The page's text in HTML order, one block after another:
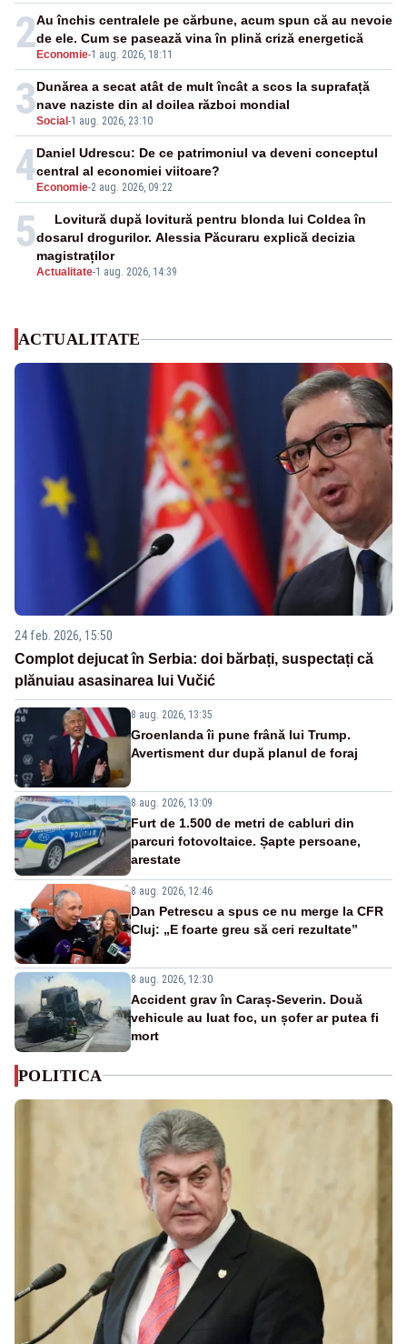
2 Economie-1 aug. 2026, 18:11
Au închis centralele pe cărbune, acum spun că au nevoie
de ele. Cum se pasează vina în plină criză energetică
3Social -1 aug. 2026, 23:10
Dunărea a secat atât de mult încât a scos la suprafață
nave naziste din al doilea război mondial
4 Economie-2 aug. 2026, 09:22
Daniel Udrescu: De ce patrimoniul va deveni conceptul
central al economiei viitoare?
5
Actualitate-1 aug. 2026, 14:39
Lovitură după lovitură pentru blonda lui Coldea în
dosarul drogurilor. Alessia Păcuraru explică decizia
magistraților
ACTUALITATE
24 feb. 2026, 15:50
Complot dejucat în Serbia: doi bărbați, suspectați că
plănuiau asasinarea lui Vučić
8 aug. 2026, 13:35
Groenlanda îi pune frână lui Trump.
Avertisment dur după planul de foraj
8 aug. 2026, 13:09
Furt de 1.500 de metri de cabluri din
parcuri fotovoltaice. Șapte persoane,
arestate
8 aug. 2026, 12:46
Dan Petrescu a spus ce nu merge la CFR
Cluj: „E foarte greu să ceri rezultate”
8 aug. 2026, 12:30
Accident grav în Caraș-Severin. Două
vehicule au luat foc, un șofer ar putea fi
mort
POLITICA